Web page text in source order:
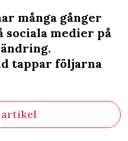
många gånger
sociala medier på
tappar följarna
artikel